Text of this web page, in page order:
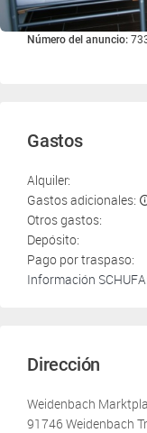
Número del anuncio:
Gastos
Alquiler:
Gastos adicionales:
Otros gastos:
Depósito:
Pago por traspaso:
Información SCHUFA:
Dirección
Weidenbach
91746 Weidenbach